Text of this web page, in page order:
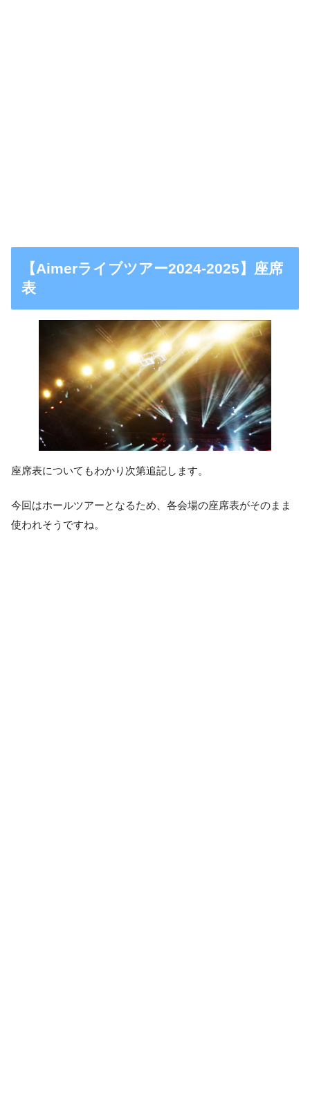
【Aimerライブツアー2024-2025】座席
表
座席表についてもわかり次第追記します。
今回はホールツアーとなるため、各会場の座席表がそのまま
使われそうですね。